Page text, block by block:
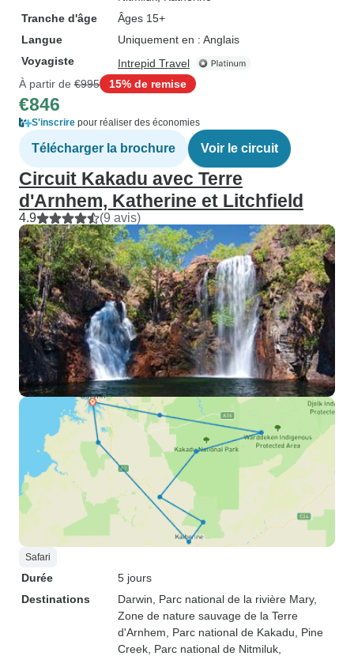
Tranche d'âge
Âges 15+
Langue
Uniquement en : Anglais
Voyagiste
Intrepid Travel
À partir de €995 15% de remise
€846
S'inscrire pour réaliser des économies
Télécharger la brochure Voir le circuit
Circuit Kakadu avec Terre
d'Arnhem, Katherine et Litchfield
4.9 (9 avis)
Safari
Durée
5 jours
Destinations
Darwin , Parc national de la rivière Mary,
Zone de nature sauvage de la Terre
d'Arnhem , Parc national de Kakadu , Pine
Creek , Parc national de Nitmiluk